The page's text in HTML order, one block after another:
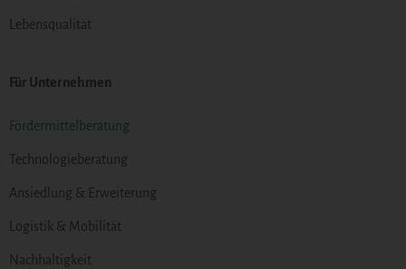
Lebensqualität
Für Unternehmen
Fördermittelberatung
Technologieberatung
Ansiedlung & Erweiterung
Logistik & Mobilität
Nachhaltigkeit